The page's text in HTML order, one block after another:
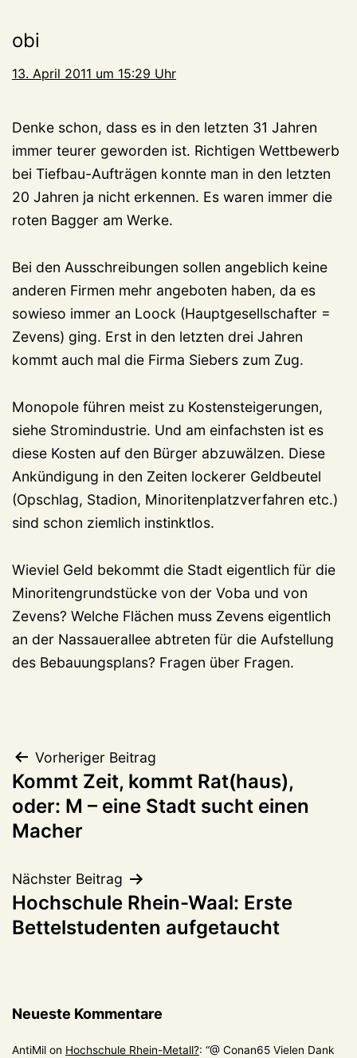
obi
13. April 2011 um 15:29 Uhr
Denke schon, dass es in den letzten 31 Jahren
immer teurer geworden ist. Richtigen Wettbewerb
bei Tiefbau-Aufträgen konnte man in den letzten
20 Jahren ja nicht erkennen. Es waren immer die
roten Bagger am Werke.
Bei den Ausschreibungen sollen angeblich keine
anderen Firmen mehr angeboten haben, da es
sowieso immer an Loock (Hauptgesellschafter =
Zevens) ging. Erst in den letzten drei Jahren
kommt auch mal die Firma Siebers zum Zug.
Monopole führen meist zu Kostensteigerungen,
siehe Stromindustrie. Und am einfachsten ist es
diese Kosten auf den Bürger abzuwälzen. Diese
Ankündigung in den Zeiten lockerer Geldbeutel
(Opschlag, Stadion, Minoritenplatzverfahren etc.)
sind schon ziemlich instinktlos.
Wieviel Geld bekommt die Stadt eigentlich für die
Minoritengrundstücke von der Voba und von
Zevens? Welche Flächen muss Zevens eigentlich
an der Nassauerallee abtreten für die Aufstellung
des Bebauungsplans? Fragen über Fragen.
Beitragsnavigation
Vorheriger Beitrag
Kommt Zeit, kommt Rat(haus),
oder: M – eine Stadt sucht einen
Macher
Nächster Beitrag
Hochschule Rhein-Waal: Erste
Bettelstudenten aufgetaucht
Neueste Kommentare
AntiMil on Hochschule Rhein-Metall?: “@ Conan65 Vielen Dank